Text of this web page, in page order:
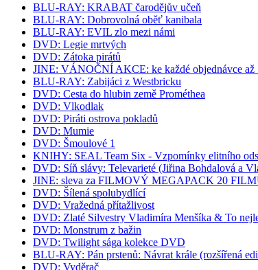
BLU-RAY: KRABAT čarodějův učeň
BLU-RAY: Dobrovolná oběť kanibala
BLU-RAY: EVIL zlo mezi námi
DVD: Legie mrtvých
DVD: Zátoka pirátů
JINE: VÁNOČNÍ AKCE: ke každé objednávce
BLU-RAY: Zabijáci z Westbricku
DVD: Cesta do hlubin země Prométhea
DVD: Vlkodlak
DVD: Piráti ostrova pokladů
DVD: Mumie
DVD: Šmoulové 1
KNIHY: SEAL Team Six - Vzpomínky elitního
DVD: Síň slávy: Televarieté (Jiřina Bohdalová a
JINE: sleva za FILMOVÝ MEGAPACK 20
DVD: Šílená spolubydlící
DVD: Vražedná přítažlivost
DVD: Zlaté Silvestry Vladimíra Menšíka & To
DVD: Monstrum z bažin
DVD: Twilight sága kolekce DVD
BLU-RAY: Pán prstenů: Návrat krále (rozšířená
DVD: Vyděrač